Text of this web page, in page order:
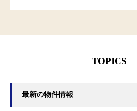
TOPICS
最新の物件情報